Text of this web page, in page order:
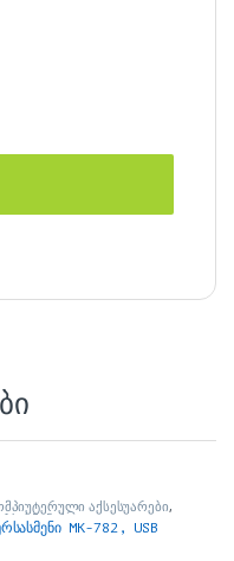
აქსესუარები,
MK-782, USB